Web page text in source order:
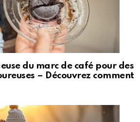
du marc de café pour des
– Découvrez comment